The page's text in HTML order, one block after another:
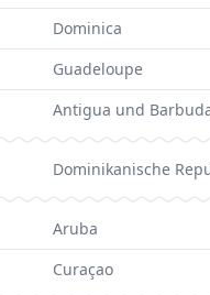
Dominica
Guadeloupe
Antigua und
Dominikanische
Aruba
Curaçao